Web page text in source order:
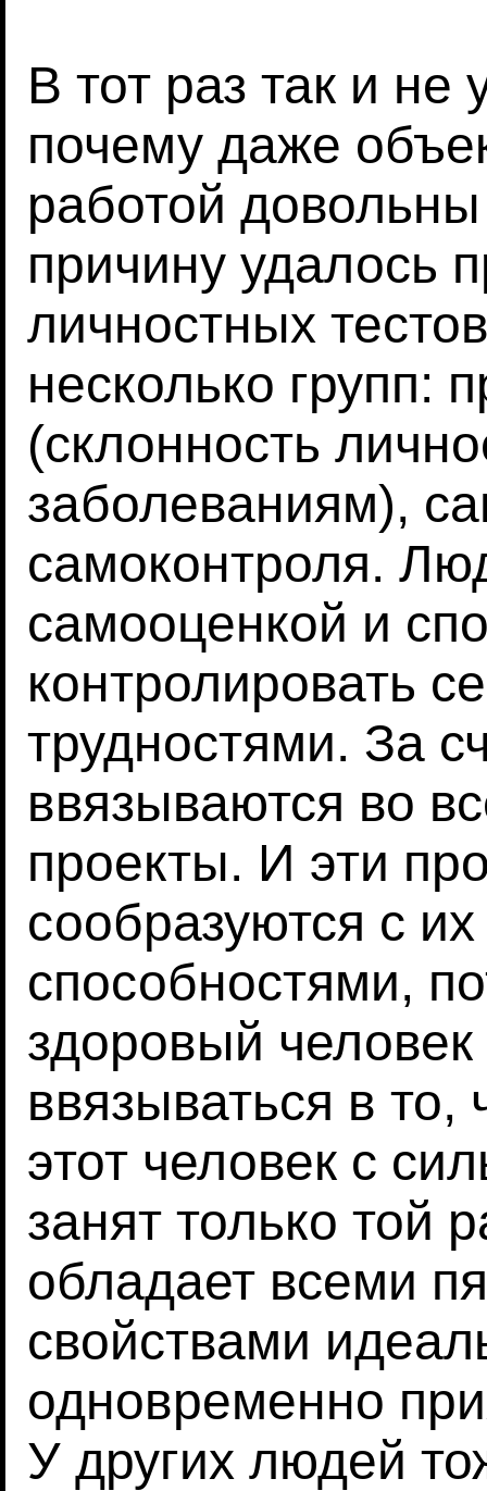
В тот раз так и не
почему даже
работой
причину удалось
личностных
несколько групп:
(склонность
заболеваниям),
самоконтроля.
самооценкой и
контролировать
трудностями. За
ввязываются во
проекты. И эти
сообразуются с
способностями,
здоровый человек
ввязываться в то,
этот человек с
занят только той
обладает всеми
свойствами
одновременно
У других людей